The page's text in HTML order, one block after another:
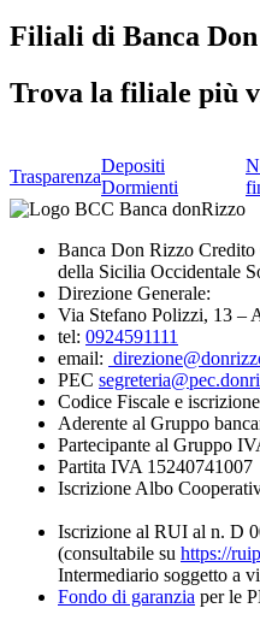
Filiali di Banca
Trova la filiale più
Trasparenza
Depositi
Dormienti
Banca Don Rizzo Credito
della Sicilia Occidentale
Direzione Generale:
Via Stefano Polizzi, 13 –
tel: 0924591111
email:
PEC
Codice Fiscale e
Aderente al Gruppo
Partecipante al Gruppo
Partita IVA 15240741007
Iscrizione Albo
Iscrizione al RUI al n. D
(consultabile su https://
Intermediario soggetto a
Fondo di garanzia per le